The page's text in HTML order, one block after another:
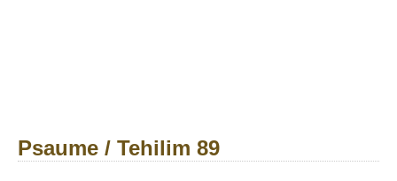
Psaume / Tehilim 89